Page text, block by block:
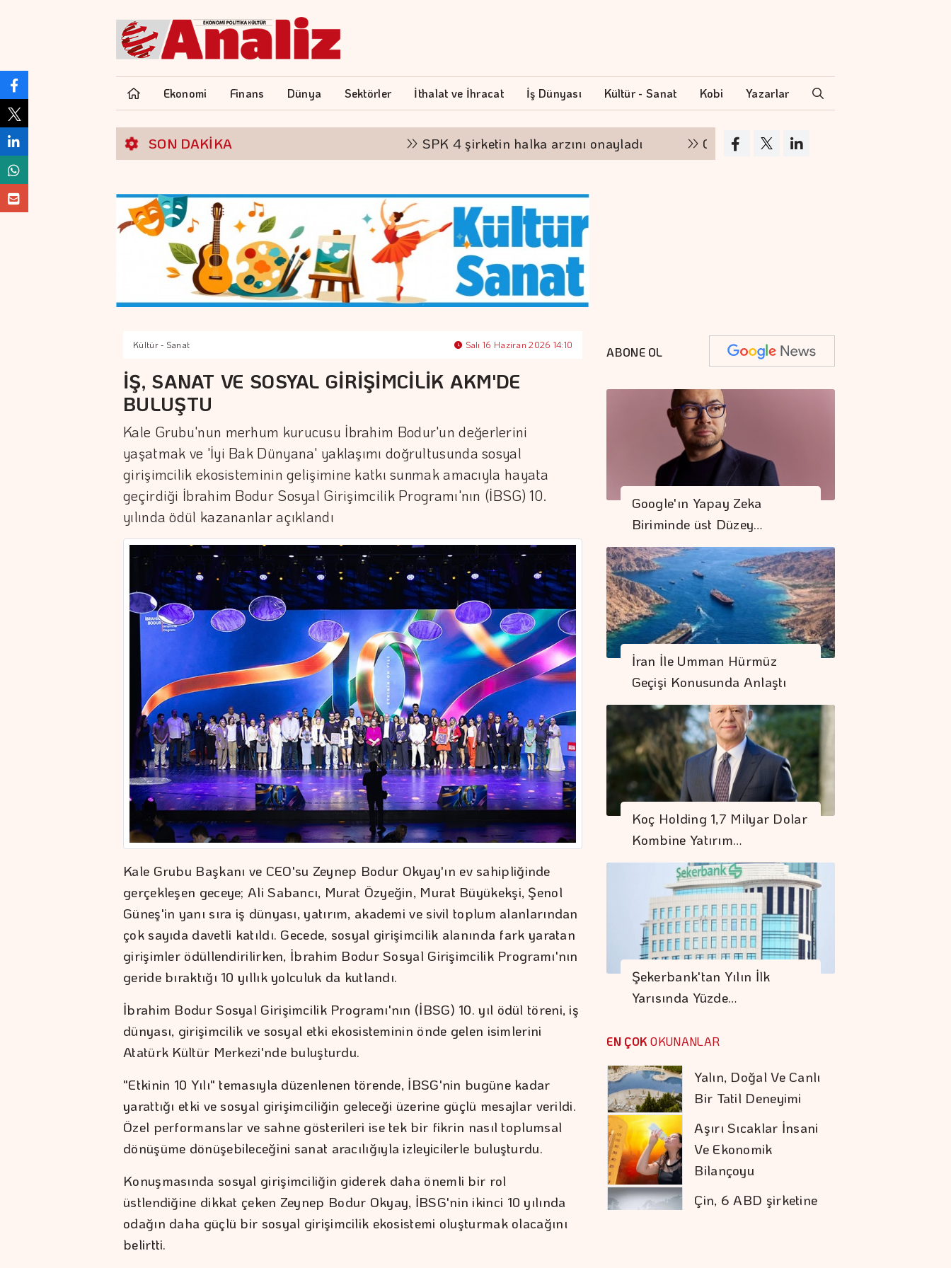
Ekonomi Finans Dünya Sektörler İthalat ve İhracat İş Dünyası Kültür - Sanat Kobi Yazarlar
SON DAKİKA SPK 4 şirketin halka arzını onayladı Google'ın yapay zeka biriminde üst düzey
Kültür - Sanat Salı 16 Haziran 2026 14:10
İŞ, SANAT VE SOSYAL GİRİŞİMCİLİK AKM'DE
BULUŞTU
Kale Grubu'nun merhum kurucusu İbrahim Bodur'un değerlerini
yaşatmak ve 'İyi Bak Dünyana' yaklaşımı doğrultusunda sosyal
girişimcilik ekosisteminin gelişimine katkı sunmak amacıyla hayata
geçirdiği İbrahim Bodur Sosyal Girişimcilik Programı'nın (İBSG) 10.
yılında ödül kazananlar açıklandı
Kale Grubu Başkanı ve CEO'su Zeynep Bodur Okyay'ın ev sahipliğinde
gerçekleşen geceye; Ali Sabancı, Murat Özyeğin, Murat Büyükekşi, Şenol
Güneş'in yanı sıra iş dünyası, yatırım, akademi ve sivil toplum alanlarından
çok sayıda davetli katıldı. Gecede, sosyal girişimcilik alanında fark yaratan
girişimler ödüllendirilirken, İbrahim Bodur Sosyal Girişimcilik Programı'nın
geride bıraktığı 10 yıllık yolculuk da kutlandı.
İbrahim Bodur Sosyal Girişimcilik Programı'nın (İBSG) 10. yıl ödül töreni, iş
dünyası, girişimcilik ve sosyal etki ekosisteminin önde gelen isimlerini
Atatürk Kültür Merkezi'nde buluşturdu.
"Etkinin 10 Yılı" temasıyla düzenlenen törende, İBSG'nin bugüne kadar
yarattığı etki ve sosyal girişimciliğin geleceği üzerine güçlü mesajlar verildi.
Özel performanslar ve sahne gösterileri ise tek bir fikrin nasıl toplumsal
dönüşüme dönüşebileceğini sanat aracılığıyla izleyicilerle buluşturdu.
Konuşmasında sosyal girişimciliğin giderek daha önemli bir rol
üstlendiğine dikkat çeken Zeynep Bodur Okyay, İBSG'nin ikinci 10 yılında
odağın daha güçlü bir sosyal girişimcilik ekosistemi oluşturmak olacağını
belirtti.
ABONE OL
Google'ın Yapay Zeka
Biriminde üst Düzey…
İran İle Umman Hürmüz
Geçişi Konusunda Anlaştı
Koç Holding 1,7 Milyar Dolar
Kombine Yatırım…
Şekerbank'tan Yılın İlk
Yarısında Yüzde…
EN ÇOK OKUNANLAR
OMSAN Lojistik
Avrupa'daki Gıda
Lojistiği Ağını
Emeklilik Fon
Yönetim Hizmetlerini
Mobil Uygulamaya
Taşıdı
AB'de üretici
Fiyatları Haziranda
Azaldı
Bardakçı Koyu'nda
Bir Tatil Deneyimi
Aşırı Sıcaklar İnsani
Ve Ekonomik
Bilançoyu
Ağırlaştırıyor
Çin, 6 ABD şirketine
Yaptırım
Uygulayacak